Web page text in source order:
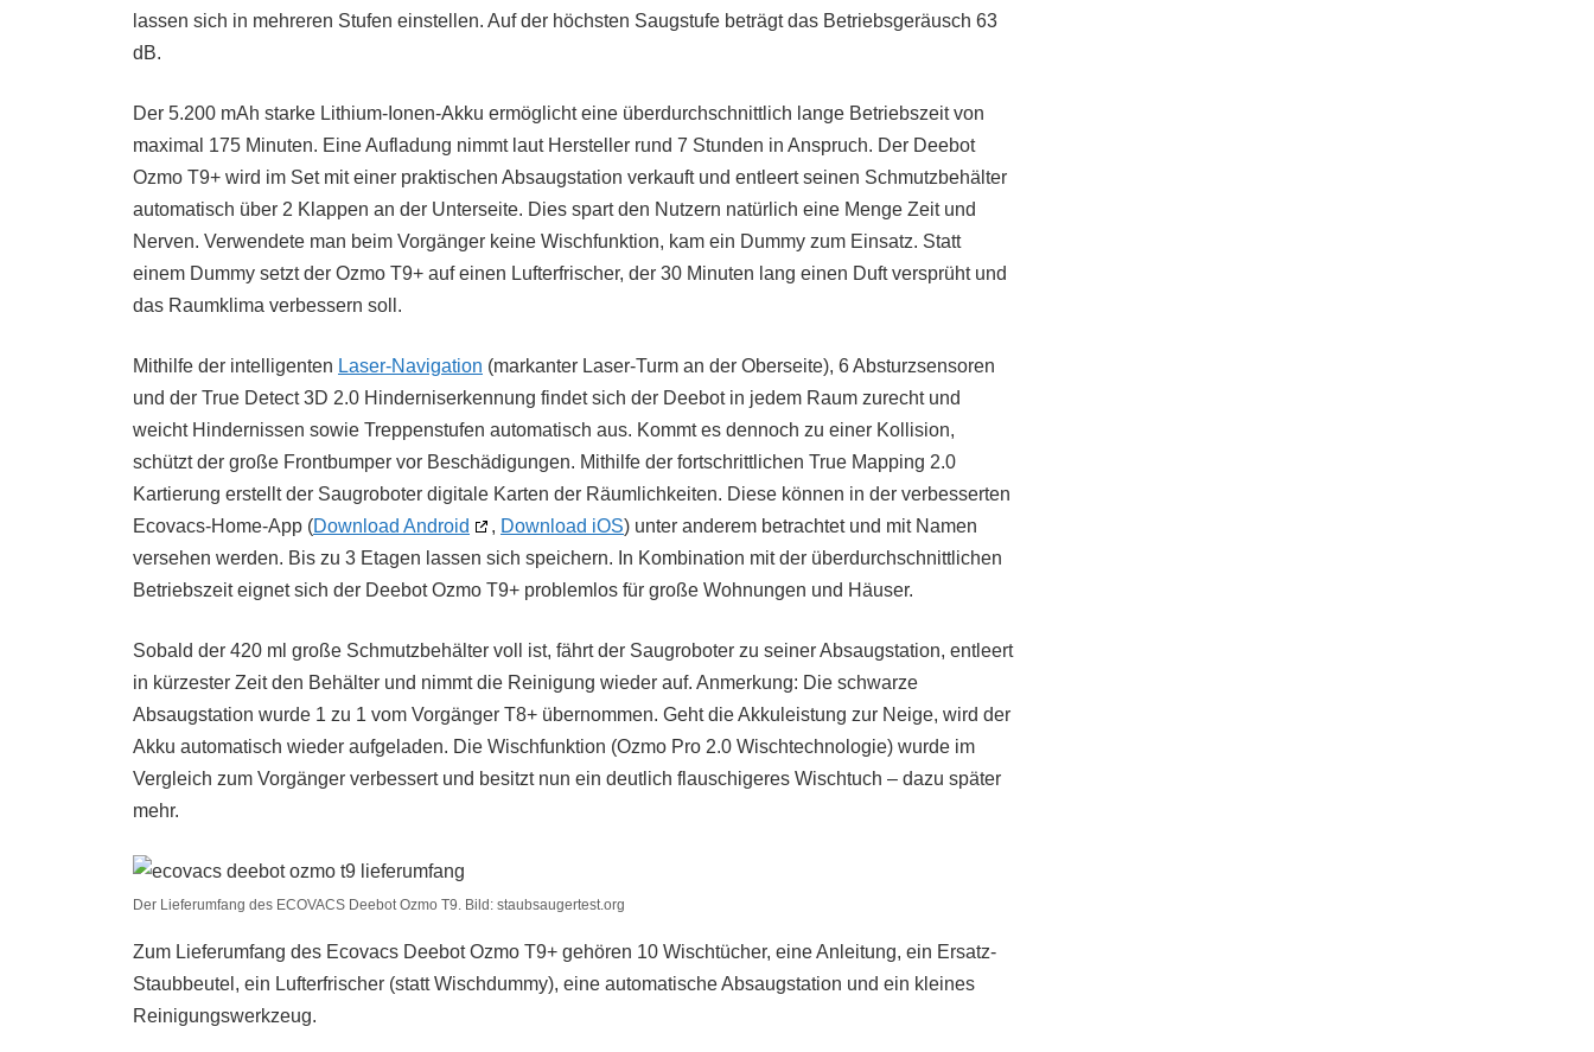
lassen sich in mehreren Stufen einstellen. Auf der höchsten Saugstufe beträgt das Betriebsgeräusch 63
dB.
Der 5.200 mAh starke Lithium-Ionen-Akku ermöglicht eine überdurchschnittlich lange Betriebszeit von
maximal 175 Minuten. Eine Aufladung nimmt laut Hersteller rund 7 Stunden in Anspruch. Der Deebot
Ozmo T9+ wird im Set mit einer praktischen Absaugstation verkauft und entleert seinen Schmutzbehälter
automatisch über 2 Klappen an der Unterseite. Dies spart den Nutzern natürlich eine Menge Zeit und
Nerven. Verwendete man beim Vorgänger keine Wischfunktion, kam ein Dummy zum Einsatz. Statt
einem Dummy setzt der Ozmo T9+ auf einen Lufterfrischer, der 30 Minuten lang einen Duft versprüht und
das Raumklima verbessern soll.
Mithilfe der intelligenten Laser-Navigation (markanter Laser-Turm an der Oberseite), 6 Absturzsensoren
und der True Detect 3D 2.0 Hinderniserkennung findet sich der Deebot in jedem Raum zurecht und
weicht Hindernissen sowie Treppenstufen automatisch aus. Kommt es dennoch zu einer Kollision,
schützt der große Frontbumper vor Beschädigungen. Mithilfe der fortschrittlichen True Mapping 2.0
Kartierung erstellt der Saugroboter digitale Karten der Räumlichkeiten. Diese können in der verbesserten
Ecovacs-Home-App (Download Android , Download iOS) unter anderem betrachtet und mit Namen
versehen werden. Bis zu 3 Etagen lassen sich speichern. In Kombination mit der überdurchschnittlichen
Betriebszeit eignet sich der Deebot Ozmo T9+ problemlos für große Wohnungen und Häuser.
Sobald der 420 ml große Schmutzbehälter voll ist, fährt der Saugroboter zu seiner Absaugstation, entleert
in kürzester Zeit den Behälter und nimmt die Reinigung wieder auf. Anmerkung: Die schwarze
Absaugstation wurde 1 zu 1 vom Vorgänger T8+ übernommen. Geht die Akkuleistung zur Neige, wird der
Akku automatisch wieder aufgeladen. Die Wischfunktion (Ozmo Pro 2.0 Wischtechnologie) wurde im
Vergleich zum Vorgänger verbessert und besitzt nun ein deutlich flauschigeres Wischtuch – dazu später
mehr.
Der Lieferumfang des ECOVACS Deebot Ozmo T9. Bild: staubsaugertest.org
Zum Lieferumfang des Ecovacs Deebot Ozmo T9+ gehören 10 Wischtücher, eine Anleitung, ein Ersatz-
Staubbeutel, ein Lufterfrischer (statt Wischdummy), eine automatische Absaugstation und ein kleines
Reinigungswerkzeug.